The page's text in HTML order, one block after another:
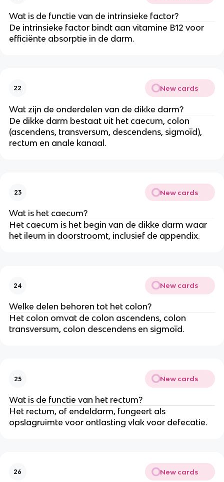
Wat is de functie van de intrinsieke factor?
De intrinsieke factor bindt aan vitamine B12 voor
efficiënte absorptie in de darm.
22 New cards
Wat zijn de onderdelen van de dikke darm?
De dikke darm bestaat uit het caecum, colon
(ascendens, transversum, descendens, sigmoïd),
rectum en anale kanaal.
23 New cards
Wat is het caecum?
Het caecum is het begin van de dikke darm waar
het ileum in doorstroomt, inclusief de appendix.
24 New cards
Welke delen behoren tot het colon?
Het colon omvat de colon ascendens, colon
transversum, colon descendens en sigmoïd.
25 New cards
Wat is de functie van het rectum?
Het rectum, of endeldarm, fungeert als
opslagruimte voor ontlasting vlak voor defecatie.
26 New cards